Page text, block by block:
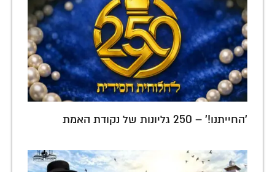
'החייתנו!' – 250 גליונות של נקודת האמת